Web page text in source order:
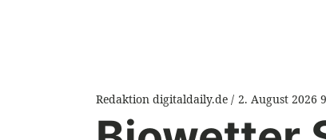
Redaktion digitaldaily.de 2. August 2026